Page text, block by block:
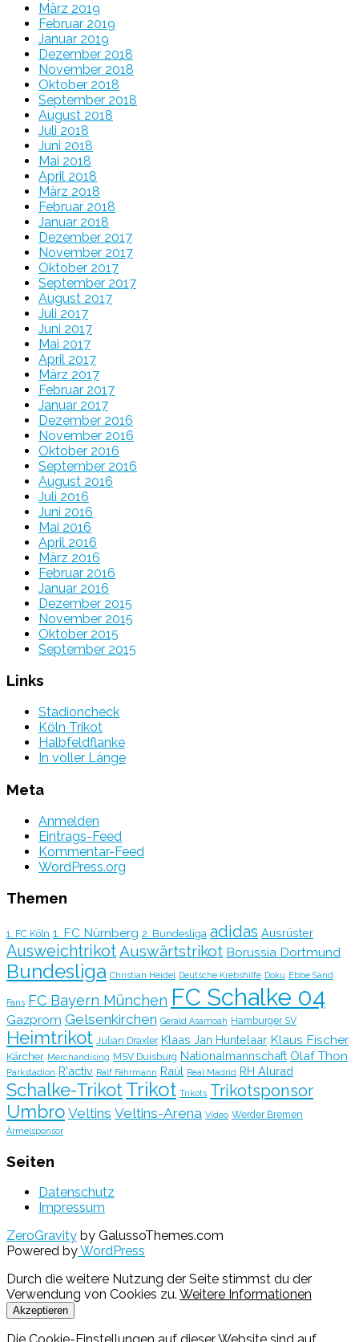
März 2019
Februar 2019
Januar 2019
Dezember 2018
November 2018
Oktober 2018
September 2018
August 2018
Juli 2018
Juni 2018
Mai 2018
April 2018
März 2018
Februar 2018
Januar 2018
Dezember 2017
November 2017
Oktober 2017
September 2017
August 2017
Juli 2017
Juni 2017
Mai 2017
April 2017
März 2017
Februar 2017
Januar 2017
Dezember 2016
November 2016
Oktober 2016
September 2016
August 2016
Juli 2016
Juni 2016
Mai 2016
April 2016
März 2016
Februar 2016
Januar 2016
Dezember 2015
November 2015
Oktober 2015
September 2015
Links
Stadioncheck
Köln Trikot
Halbfeldflanke
In voller Länge
Meta
Anmelden
Eintrags-Feed
Kommentar-Feed
WordPress.org
Themen
1. FC Köln 1. FC Nürnberg 2. Bundesliga adidas Ausrüster
AusweichtrikotAuswärtstrikot Borussia Dortmund
Bundesliga Christian Heidel Deutsche Krebshilfe Doku Ebbe Sand
Fans FC Bayern München FC Schalke 04
Gazprom Gelsenkirchen Gerald Asamoah Hamburger SV
Heimtrikot Julian Draxler Klaas Jan Huntelaar Klaus Fischer
Kärcher Merchandising MSV Duisburg Nationalmannschaft Olaf Thon
Parkstadion R'activ Ralf Fährmann Raúl Real Madrid RH Alurad
Schalke-TrikotTrikot Trikots Trikotsponsor
Umbro Veltins Veltins-Arena Video Werder Bremen
Ärmelsponsor
Seiten
Datenschutz
Impressum
ZeroGravity by GalussoThemes.com
Powered byWordPress
Durch die weitere Nutzung der Seite stimmst du der
Verwendung von Cookies zu. Weitere Informationen
Akzeptieren